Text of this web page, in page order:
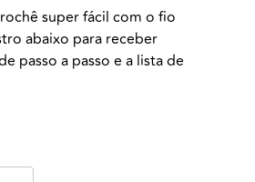
super fácil com o fio
abaixo para receber
passo a passo e a lista de